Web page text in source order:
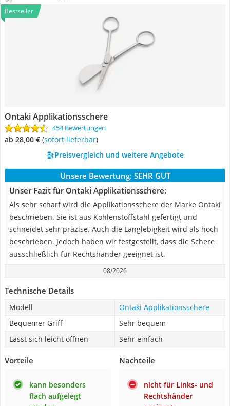
Bestseller
Ontaki Applikationsschere
454 Bewertungen
ab 28,00 € ( Sofort lieferbar)
Preisvergleich und weitere Angebote
Unsere Bewertung: SEHR GUT
Unser Fazit für Ontaki Applikationsschere:
Als sehr scharf wird die Applikationsschere der Marke Ontaki
beschrieben. Sie ist aus ‎Kohlenstoffstahl gefertigt und
schneidet sehr präzise. Auch die Langlebigkeit wird als hoch
beschrieben. Jedoch haben wir festgestellt, dass die Schere
ausschließlich für Rechtshänder geeignet ist.
08/2026
Technische Details
Modell
Ontaki Applikationsschere
Bequemer Griff
Sehr bequem
Lässt sich leicht öffnen
Sehr einfach
Vorteile
kann besonders
flach aufgelegt
Nachteile
nicht für Links- und
Rechtshänder